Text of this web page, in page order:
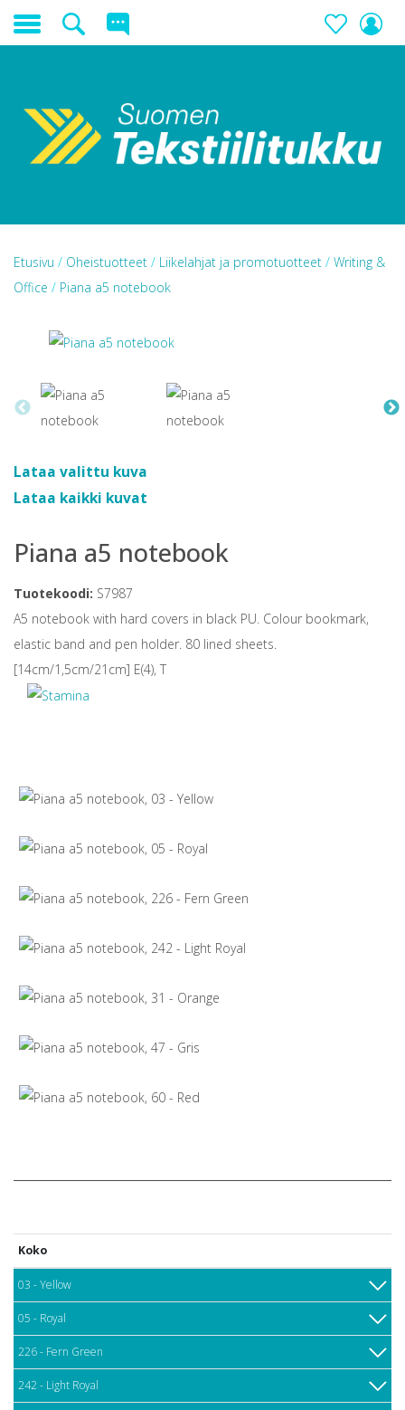
Etusivu / Oheistuotteet / Liikelahjat ja promotuotteet / Writing &
Office / Piana a5 notebook
Lataa valittu kuva
Lataa kaikki kuvat
Piana a5 notebook
Tuotekoodi: S7987
A5 notebook with hard covers in black PU. Colour bookmark,
elastic band and pen holder. 80 lined sheets.
[14cm/1,5cm/21cm] E(4), T
Koko
03 - Yellow
05 - Royal
226 - Fern Green
242 - Light Royal